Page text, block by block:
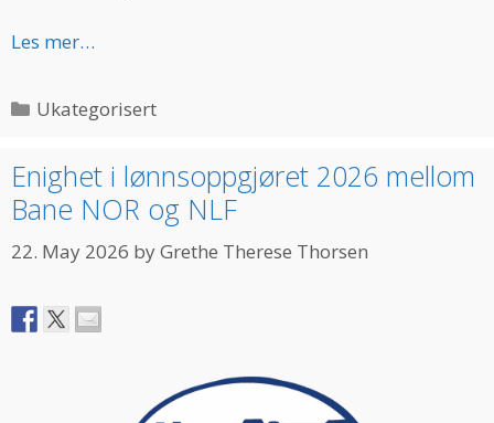
Les mer…
Categories
Ukategorisert
Enighet i lønnsoppgjøret 2026 mellom
Bane NOR og NLF
22. May 2026 byGrethe Therese Thorsen